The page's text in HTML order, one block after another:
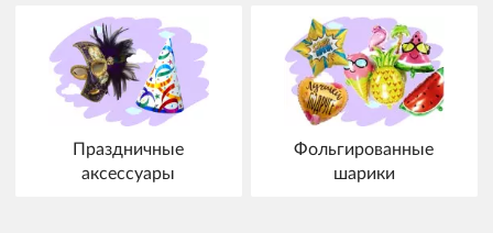
Праздничные
аксессуары
Фольгированные
шарики